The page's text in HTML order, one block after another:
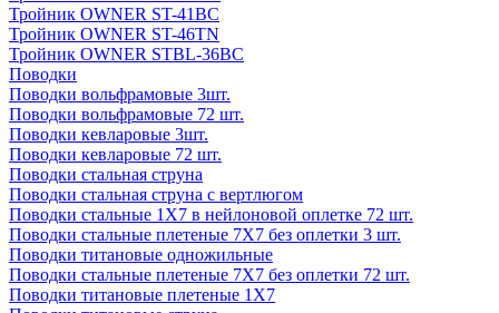
Тройник OWNER ST-41BC
Тройник OWNER ST-46TN
Тройник OWNER STBL-36BC
Поводки
Поводки вольфрамовые 3шт.
Поводки вольфрамовые 72 шт.
Поводки кевларовые 3шт.
Поводки кевларовые 72 шт.
Поводки стальная струна
Поводки стальная струна с вертлюгом
Поводки стальные 1X7 в нейлоновой оплетке 72 шт.
Поводки стальные плетеные 7X7 без оплетки 3 шт.
Поводки титановые одножильные
Поводки стальные плетеные 7X7 без оплетки 72 шт.
Поводки титановые плетеные 1X7